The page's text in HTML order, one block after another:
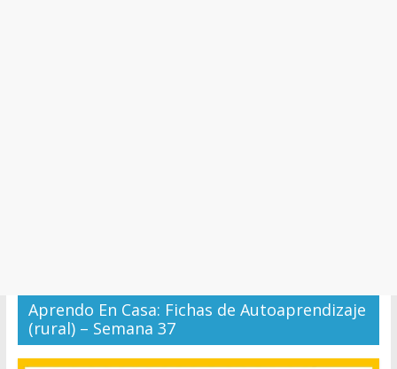
Aprendo En Casa: Fichas de Autoaprendizaje
(rural) – Semana 37